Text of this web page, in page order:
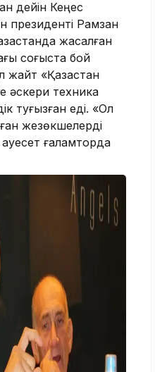
дейін Кеңес
президенті Рамзан
жасалған
соғыста бой
жайт «Қазақстан
әскери техника
туғызған еді. «Ол
жезөкшелерді
ғаламторда